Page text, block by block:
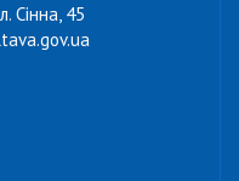
Сінна, 45